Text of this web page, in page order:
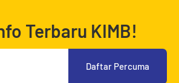
Terbaru KIMB!
Daftar Percuma